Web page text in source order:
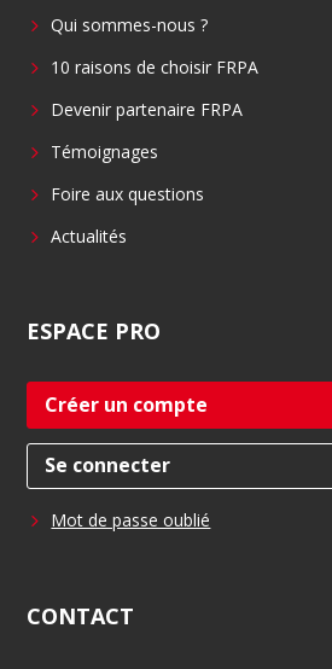
o
o
d
i
Qui sommes-nous ?
10 raisons de choisir FRPA
Devenir partenaire FRPA
Témoignages
Foire aux questions
Actualités
ESPACE PRO
Créer un compte
Se connecter
Mot de passe oublié
CONTACT